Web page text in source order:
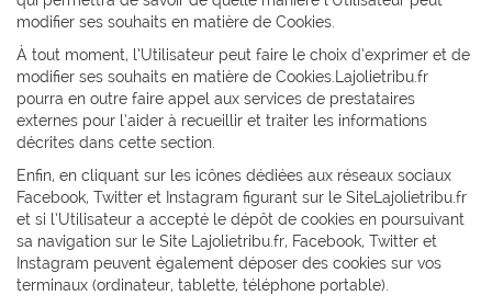
modifier ses souhaits en matière de Cookies.
À tout moment, l’Utilisateur peut faire le choix d’exprimer et de
modifier ses souhaits en matière de Cookies.Lajolietribu.fr
pourra en outre faire appel aux services de prestataires
externes pour l’aider à recueillir et traiter les informations
décrites dans cette section.
Enfin, en cliquant sur les icônes dédiées aux réseaux sociaux
Facebook, Twitter et Instagram figurant sur le SiteLajolietribu.fr
et si l’Utilisateur a accepté le dépôt de cookies en poursuivant
sa navigation sur le Site Lajolietribu.fr, Facebook, Twitter et
Instagram peuvent également déposer des cookies sur vos
terminaux (ordinateur, tablette, téléphone portable).